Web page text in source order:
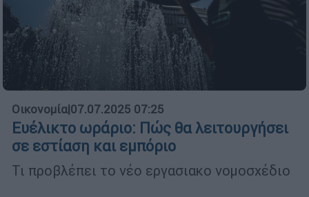
Οικονομία|07.07.2025 07:25
Ευέλικτο ωράριο: Πώς θα λειτουργήσει
σε εστίαση και εμπόριο
Τι προβλέπει το νέο εργασιακο νομοσχέδιο